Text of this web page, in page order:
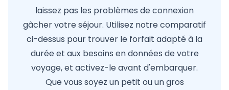
laissez pas les problèmes de connexion
gâcher votre séjour. Utilisez notre comparatif
ci-dessus pour trouver le forfait adapté à la
durée et aux besoins en données de votre
voyage, et activez-le avant d'embarquer.
Que vous soyez un petit ou un gros